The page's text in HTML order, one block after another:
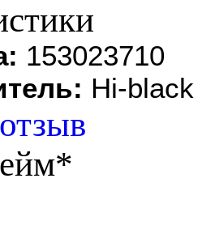
153023710
Hi-black